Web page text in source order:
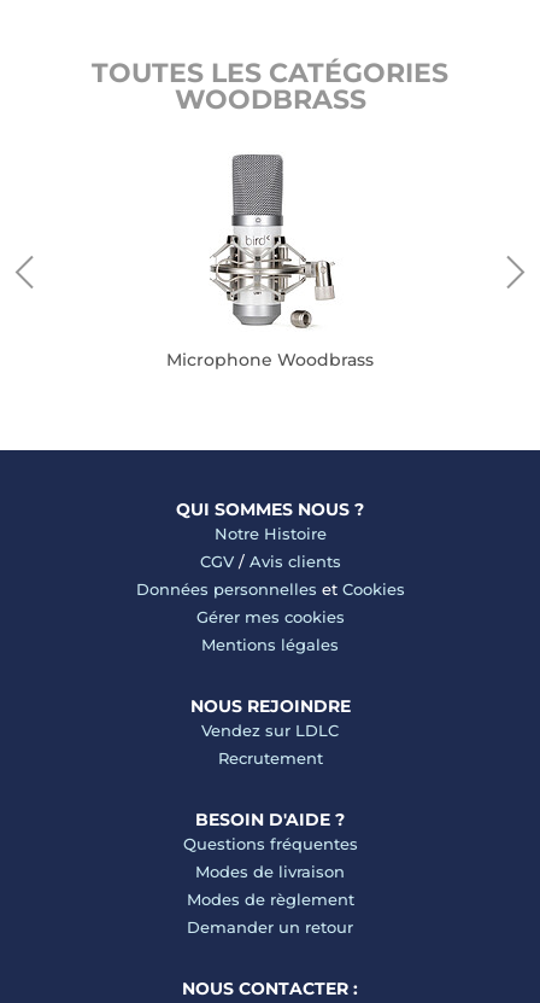
TOUTES LES CATÉGORIES
WOODBRASS
Microphone Woodbrass
QUI SOMMES NOUS ?
Notre Histoire
CGV/ Avis clients
Données personnelles et Cookies
Gérer mes cookies
Mentions légales
NOUS REJOINDRE
Vendez sur LDLC
Recrutement
BESOIN D'AIDE ?
Questions fréquentes
Modes de livraison
Modes de règlement
Demander un retour
NOUS CONTACTER :